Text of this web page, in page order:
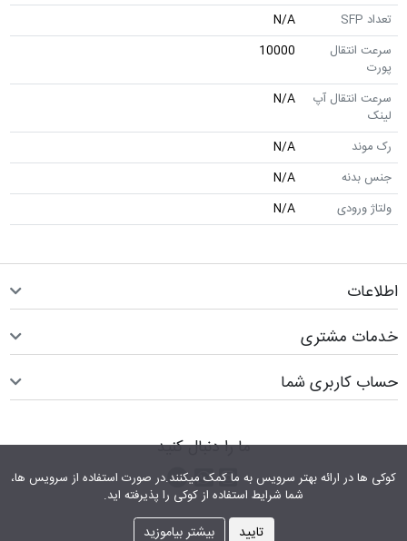
کوکی ها در ارائه بهتر سرویس‎ به ما کمک می‎کنند.در صورت استفاده از سرویس ها،
شما شرایط استفاده از کوکی را پذیرفته اید.
تایید بیشتر بیاموزید
تعداد SFP
N/A
سرعت انتقال
پورت
10000
سرعت انتقال آپ
لینک
N/A
رک موند
N/A
جنس بدنه
N/A
ولتاژ ورودی
N/A
اطلاعات
خدمات مشتری
حساب کاربری شما
ما را دنبال کنید
اینستاگرام
پیام رسان واتس اپ
کانال تلگرام